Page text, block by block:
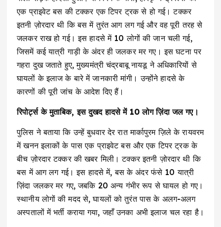
एक प्राइवेट बस की टक्कर एक टिपर ट्रक से हो गई। टक्कर
इतनी ज़ोरदार थी कि बस में तुरंत आग लग गई और वह पूरी तरह से
जलकर राख हो गई। इस हादसे में 10 लोगों की जान चली गई,
जिसमें कई यात्री गाड़ी के अंदर ही जलकर मर गए। इस घटना पर
गहरा दुख जताते हुए, मुख्यमंत्री चंद्रबाबू नायडू ने अधिकारियों से
घायलों के इलाज के बारे में जानकारी मांगी। उन्होंने हादसे के
कारणों की पूरी जांच के आदेश दिए हैं।
रिपोर्ट्स के मुताबिक, इस दुखद हादसे में 10 लोग ज़िंदा जल गए।
पुलिस ने बताया कि उन्हें बुधवार देर रात मार्कापुरम ज़िले के रायवरम
में खनन इलाकों के पास एक प्राइवेट बस और एक टिपर ट्रक के
बीच ज़ोरदार टक्कर की खबर मिली। टक्कर इतनी ज़ोरदार थी कि
बस में आग लग गई। इस हादसे में, बस के अंदर फंसे 10 यात्री
ज़िंदा जलकर मर गए, जबकि 20 अन्य गंभीर रूप से घायल हो गए।
स्थानीय लोगों की मदद से, घायलों को तुरंत पास के अलग-अलग
अस्पतालों में भर्ती कराया गया, जहाँ उनका अभी इलाज चल रहा है।